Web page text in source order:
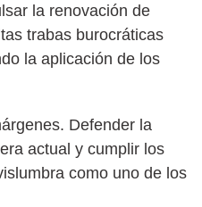
la renovación de
trabas burocráticas
la aplicación de los
Defender la
actual y cumplir los
como uno de los